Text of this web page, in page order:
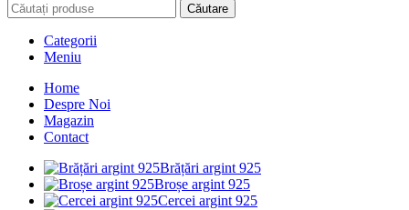
Căutare
Categorii
Meniu
Home
Despre Noi
Magazin
Contact
Brățări argint 925
Broșe argint 925
Cercei argint 925